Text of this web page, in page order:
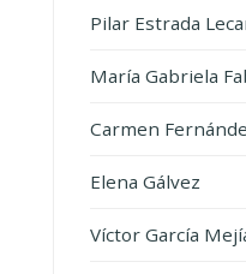
Pilar Estrada
María Gabriela
Carmen
Elena Gálvez
Víctor García